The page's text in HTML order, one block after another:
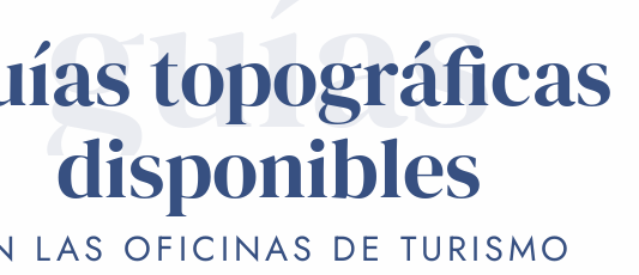
guías
topográficas
disponibles
LAS OFICINAS DE TURISMO